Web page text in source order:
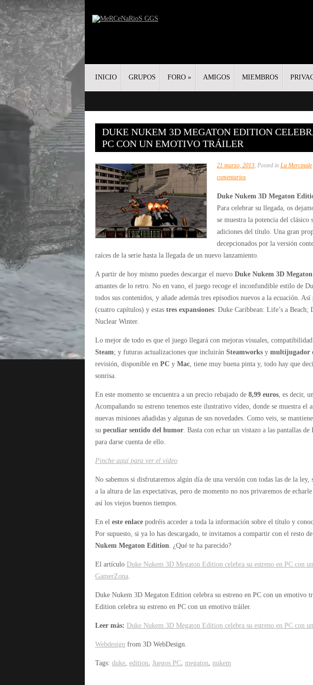
INICIO GRUPOS FORO » AMIGOS MIEMBROS
DUKE NUKEM 3D MEGATON EDITION
PC CON UN EMOTIVO TRÁILER
21 marzo, 2013, Posted in La Mercinale
comentariosen
Nukem
3D
Megaton
Edition
celebra
su
estreno
en
PC
con
tráiler
Duke Nukem 3D Megaton
Para celebrar su llegada, os
se muestra la potencia del clásico
adiciones del título. Una gran
decepcionados por la versión
raíces de la serie hasta la llegada de un nuevo lanzamiento.
A partir de hoy mismo puedes descargar el nuevo Duke Nukem 3D
amantes de lo retro. No en vano, el juego recoge el inconfundible estilo de
todos sus contenidos, y añade además tres episodios nuevos a la ecuación.
(cuatro capítulos) y estas tres expansiones: Duke Caribbean: Life’s a
Nuclear Winter.
Lo mejor de todo es que el juego llegará con mejoras visuales,
Steam; y futuras actualizaciones que incluirán Steamworks y multijugador
revisión, disponible en PC y Mac, tiene muy buena pinta y, todo hay que
sonrisa.
En este momento se encuentra a un precio rebajado de 8,99 euros, es decir,
Acompañando su estreno tenemos este ilustrativo vídeo, donde se muestra el
nuevas misiones añadidas y algunas de sus novedades. Como veis, se
su peculiar sentido del humor. Basta con echar un vistazo a las pantallas
para darse cuenta de ello.
Pinche aquí para ver el vídeo
No sabemos si disfrutaremos algún día de una versión con todas las de la ley,
a la altura de las expectativas, pero de momento no nos privaremos de
así los viejos buenos tiempos.
En el este enlace podréis acceder a toda la información sobre el título y
Por supuesto, si ya lo has descargado, te invitamos a compartir con el resto
Nukem Megaton Edition. ¿Qué te ha parecido?
El artículo Duke Nukem 3D Megaton Edition celebra su estreno en PC con
GamerZona.
Duke Nukem 3D Megaton Edition celebra su estreno en PC con un emotivo
Edition celebra su estreno en PC con un emotivo tráiler.
Leer más: Duke Nukem 3D Megaton Edition celebra su estreno en PC con
Webdesign from 3D WebDesign.
Tags: duke, edition, Juegos PC, megaton, nukem